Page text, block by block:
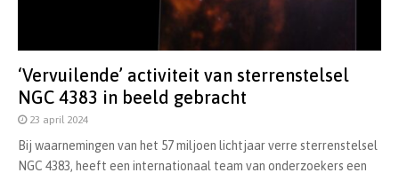
‘Vervuilende’ activiteit van sterrenstelsel
NGC 4383 in beeld gebracht
23 april 2024
Bij waarnemingen van het 57 miljoen lichtjaar verre sterrenstelsel
NGC 4383, heeft een internationaal team van onderzoekers een